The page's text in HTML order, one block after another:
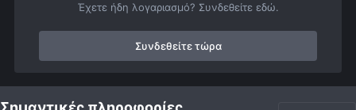
Έχετε ήδη λογαριασμό? Συνδεθείτε εδώ.
Συνδεθείτε τώρα
Αρχή Αστροφωτογραφίες Member Albums